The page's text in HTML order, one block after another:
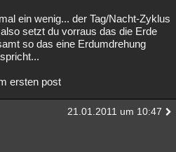
ein wenig... der Tag/Nacht-Zyklus
setzt du vorraus das die Erde
so das eine Erdumdrehung
ersten post
21.01.2011 um 10:47